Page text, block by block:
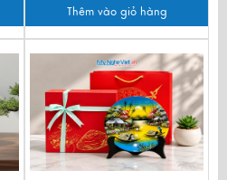
Thêm vào giỏ hàng